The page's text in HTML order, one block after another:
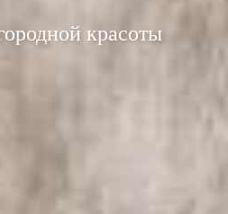
красоты